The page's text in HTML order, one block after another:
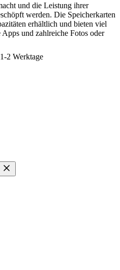
und die Leistung ihrer
werden. Die Speicherkarten
erhältlich und bieten viel
und zahlreiche Fotos oder
2 Werktage